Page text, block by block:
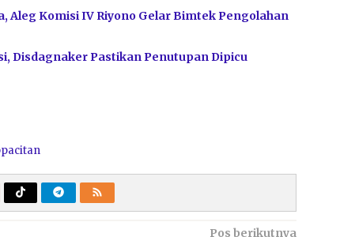
Aleg Komisi IV Riyono Gelar Bimtek Pengolahan
Disdagnaker Pastikan Penutupan Dipicu
Pos berikutnya